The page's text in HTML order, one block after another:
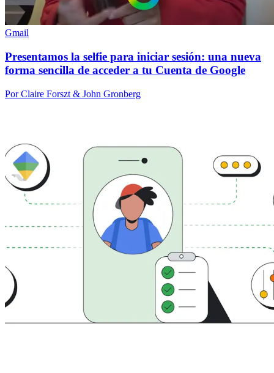
Gmail
Presentamos la selfie para iniciar sesión: una nueva
forma sencilla de acceder a tu Cuenta de Google
Por Claire Forszt & John Gronberg